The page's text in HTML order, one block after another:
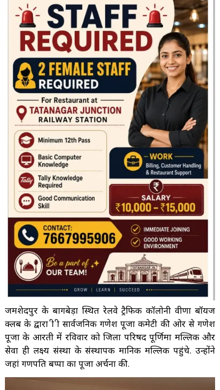
जमशेदपुर के बागबेड़ा स्थित रेलवे ट्रैफिक कॉलोनी वीणा बॉयज
क्लब के द्वारा श्री श्री सार्वजनिक गणेश पूजा कमेटी की ओर से गणेश
पूजा के आरती में रविवार को जिला परिषद पूर्णिमा मल्लिक और
सेवा ही लक्ष्य संस्था के संस्थापक मानिक मल्लिक पहुंचे. उन्होंने
जहां गणपति बप्पा का पूजा अर्चना की.